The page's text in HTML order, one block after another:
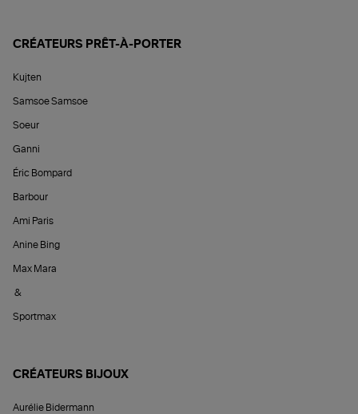
CRÉATEURS PRÊT-À-PORTER
Kujten
Samsoe Samsoe
Soeur
Ganni
Éric Bompard
Barbour
Ami Paris
Anine Bing
Max Mara
&
Sportmax
CRÉATEURS BIJOUX
Aurélie Bidermann